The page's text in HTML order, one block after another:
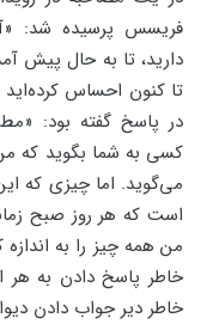
فریسس پرسیده شد:
دارید، تا به حال پیش
تا کنون احساس
در پاسخ گفته بود:
کسی به شما بگوید که
می‌گوید. اما چیزی که
است که هر روز صبح
من همه چیز را به
خاطر پاسخ دادن به هر
خاطر دیر جواب دادن